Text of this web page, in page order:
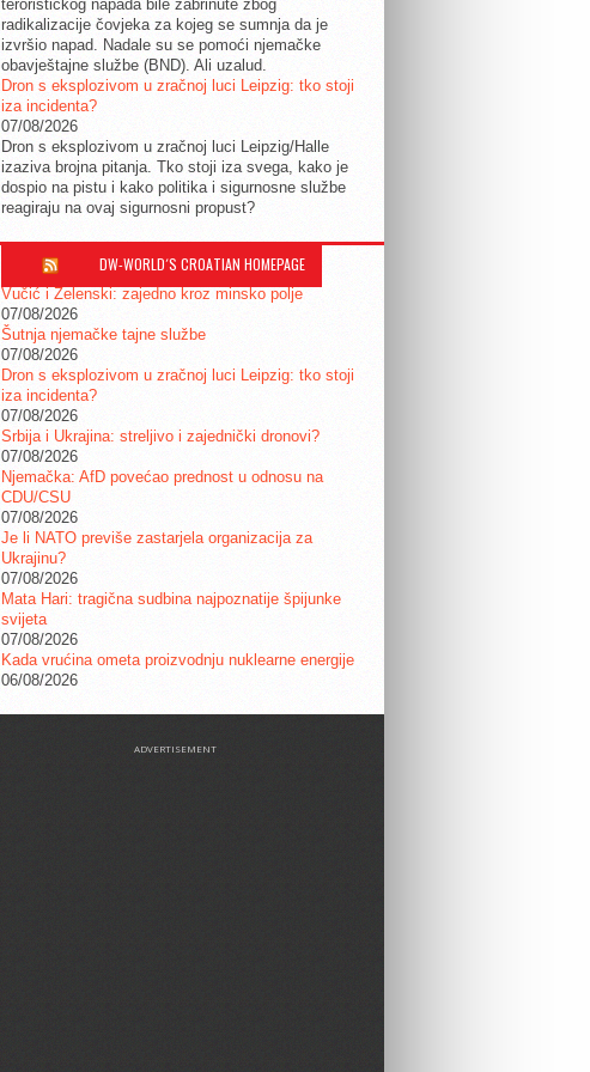
terorističkog napada bile zabrinute zbog
radikalizacije čovjeka za kojeg se sumnja da je
izvršio napad. Nadale su se pomoći njemačke
obavještajne službe (BND). Ali uzalud.
Dron s eksplozivom u zračnoj luci Leipzig: tko stoji
iza incidenta?
07/08/2026
Dron s eksplozivom u zračnoj luci Leipzig/Halle
izaziva brojna pitanja. Tko stoji iza svega, kako je
dospio na pistu i kako politika i sigurnosne službe
reagiraju na ovaj sigurnosni propust?
DW-WORLD´S CROATIAN HOMEPAGE
Vučić i Zelenski: zajedno kroz minsko polje
07/08/2026
Šutnja njemačke tajne službe
07/08/2026
Dron s eksplozivom u zračnoj luci Leipzig: tko stoji
iza incidenta?
07/08/2026
Srbija i Ukrajina: streljivo i zajednički dronovi?
07/08/2026
Njemačka: AfD povećao prednost u odnosu na
CDU/CSU
07/08/2026
Je li NATO previše zastarjela organizacija za
Ukrajinu?
07/08/2026
Mata Hari: tragična sudbina najpoznatije špijunke
svijeta
07/08/2026
Kada vrućina ometa proizvodnju nuklearne energije
06/08/2026
ADVERTISEMENT